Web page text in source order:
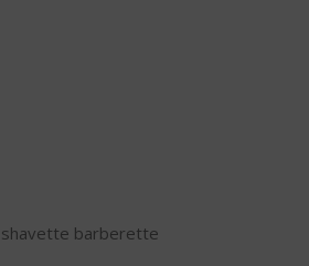
shavette barberette